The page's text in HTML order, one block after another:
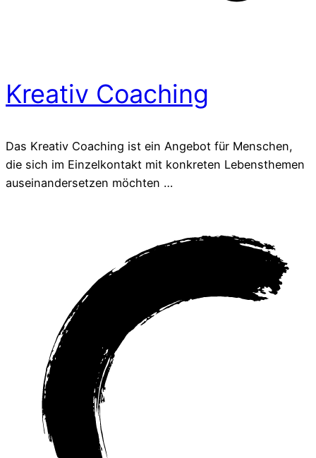
Kreativ Coaching
Das Kreativ Coaching ist ein Angebot für Menschen,
die sich im Einzelkontakt mit konkreten Lebensthemen
auseinandersetzen möchten …